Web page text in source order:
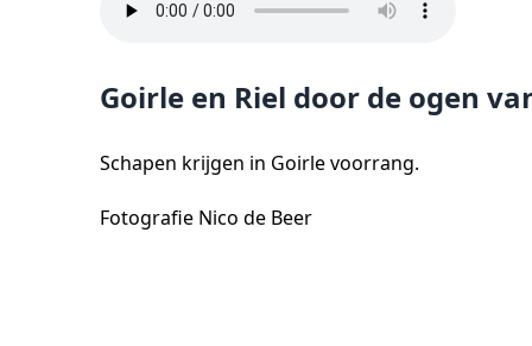
Goirle en Riel door de ogen
Schapen krijgen in Goirle voorrang.
Fotografie Nico de Beer